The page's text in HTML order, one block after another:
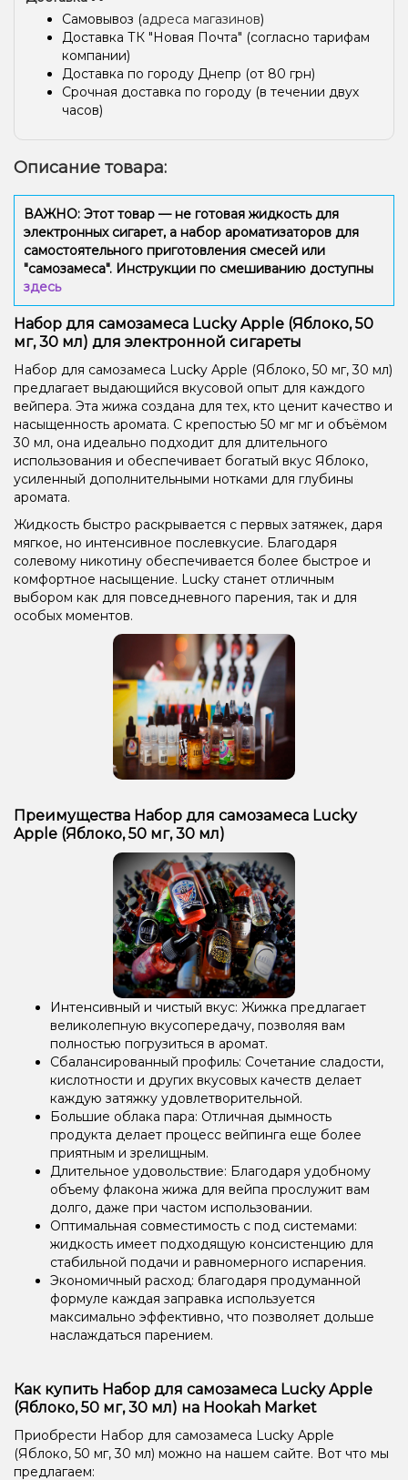
Самовывоз (адреса магазинов)
Доставка ТК "Новая Почта" (согласно тарифам
компании)
Доставка по городу Днепр (от 80 грн)
Срочная доставка по городу (в течении двух
часов)
Описание товара:
ВАЖНО: Этот товар — не готовая жидкость для
электронных сигарет, а набор ароматизаторов для
самостоятельного приготовления смесей или
"самозамеса". Инструкции по смешиванию доступны
здесь
Набор для самозамеса Lucky Apple (Яблоко, 50
мг, 30 мл) для электронной сигареты
Набор для самозамеса Lucky Apple (Яблоко, 50 мг, 30 мл)
предлагает выдающийся вкусовой опыт для каждого
вейпера. Эта жижа создана для тех, кто ценит качество и
насыщенность аромата. С крепостью 50 мг мг и объёмом
30 мл, она идеально подходит для длительного
использования и обеспечивает богатый вкус Яблоко,
усиленный дополнительными нотками для глубины
аромата.
Жидкость быстро раскрывается с первых затяжек, даря
мягкое, но интенсивное послевкусие. Благодаря
солевому никотину обеспечивается более быстрое и
комфортное насыщение. Lucky станет отличным
выбором как для повседневного парения, так и для
особых моментов.
Преимущества Набор для самозамеса Lucky
Apple (Яблоко, 50 мг, 30 мл)
Интенсивный и чистый вкус: Жижка предлагает
великолепную вкусопередачу, позволяя вам
полностью погрузиться в аромат.
Сбалансированный профиль: Сочетание сладости,
кислотности и других вкусовых качеств делает
каждую затяжку удовлетворительной.
Большие облака пара: Отличная дымность
продукта делает процесс вейпинга еще более
приятным и зрелищным.
Длительное удовольствие: Благодаря удобному
объему флакона жижа для вейпа прослужит вам
долго, даже при частом использовании.
Оптимальная совместимость с под системами:
жидкость имеет подходящую консистенцию для
стабильной подачи и равномерного испарения.
Экономичный расход: благодаря продуманной
формуле каждая заправка используется
максимально эффективно, что позволяет дольше
наслаждаться парением.
Как купить Набор для самозамеса Lucky Apple
(Яблоко, 50 мг, 30 мл) на Hookah Market
Приобрести Набор для самозамеса Lucky Apple
(Яблоко, 50 мг, 30 мл) можно на нашем сайте. Вот что мы
предлагаем: